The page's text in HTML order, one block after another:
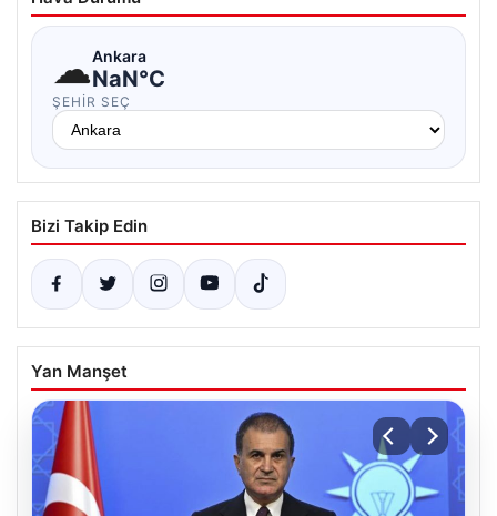
☁Ankara
NaN°C
ŞEHIR SEÇ
Bizi Takip Edin
Yan Manşet